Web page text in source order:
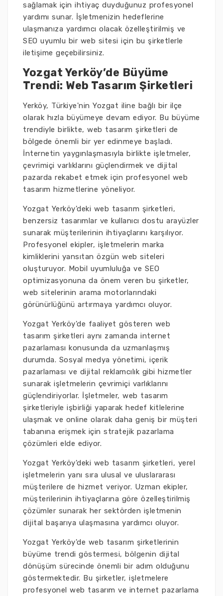
sağlamak için ihtiyaç duyduğunuz profesyonel
yardımı sunar. İşletmenizin hedeflerine
ulaşmanıza yardımcı olacak özelleştirilmiş ve
SEO uyumlu bir web sitesi için bu şirketlerle
iletişime geçebilirsiniz.
Yozgat Yerköy’de Büyüme
Trendi: Web Tasarım Şirketleri
Yerköy, Türkiye'nin Yozgat iline bağlı bir ilçe
olarak hızla büyümeye devam ediyor. Bu büyüme
trendiyle birlikte, web tasarım şirketleri de
bölgede önemli bir yer edinmeye başladı.
İnternetin yaygınlaşmasıyla birlikte işletmeler,
çevrimiçi varlıklarını güçlendirmek ve dijital
pazarda rekabet etmek için profesyonel web
tasarım hizmetlerine yöneliyor.
Yozgat Yerköy'deki web tasarım şirketleri,
benzersiz tasarımlar ve kullanıcı dostu arayüzler
sunarak müşterilerinin ihtiyaçlarını karşılıyor.
Profesyonel ekipler, işletmelerin marka
kimliklerini yansıtan özgün web siteleri
oluşturuyor. Mobil uyumluluğa ve SEO
optimizasyonuna da önem veren bu şirketler,
web sitelerinin arama motorlarındaki
görünürlüğünü artırmaya yardımcı oluyor.
Yozgat Yerköy'de faaliyet gösteren web
tasarım şirketleri aynı zamanda internet
pazarlaması konusunda da uzmanlaşmış
durumda. Sosyal medya yönetimi, içerik
pazarlaması ve dijital reklamcılık gibi hizmetler
sunarak işletmelerin çevrimiçi varlıklarını
güçlendiriyorlar. İşletmeler, web tasarım
şirketleriyle işbirliği yaparak hedef kitlelerine
ulaşmak ve online olarak daha geniş bir müşteri
tabanına erişmek için stratejik pazarlama
çözümleri elde ediyor.
Yozgat Yerköy'deki web tasarım şirketleri, yerel
işletmelerin yanı sıra ulusal ve uluslararası
müşterilere de hizmet veriyor. Uzman ekipler,
müşterilerinin ihtiyaçlarına göre özelleştirilmiş
çözümler sunarak her sektörden işletmenin
dijital başarıya ulaşmasına yardımcı oluyor.
Yozgat Yerköy'de web tasarım şirketlerinin
büyüme trendi göstermesi, bölgenin dijital
dönüşüm sürecinde önemli bir adım olduğunu
göstermektedir. Bu şirketler, işletmelere
profesyonel web tasarım ve internet pazarlama